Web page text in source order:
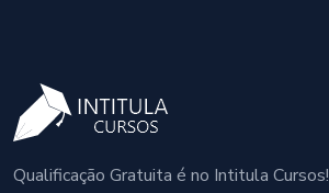
Qualificação Gratuita é no Intitula Cursos!